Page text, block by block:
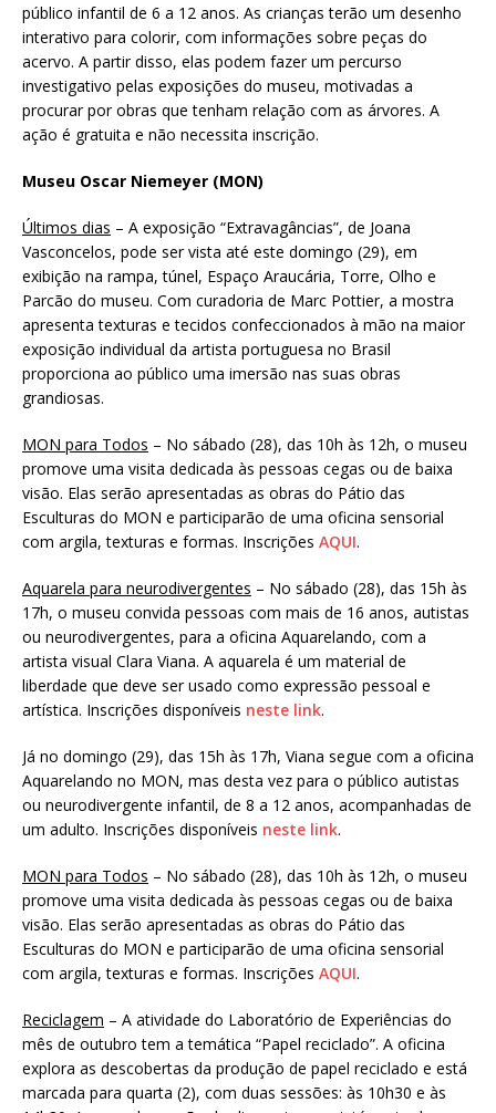
público infantil de 6 a 12 anos. As crianças terão um desenho
interativo para colorir, com informações sobre peças do
acervo. A partir disso, elas podem fazer um percurso
investigativo pelas exposições do museu, motivadas a
procurar por obras que tenham relação com as árvores. A
ação é gratuita e não necessita inscrição.
Museu Oscar Niemeyer (MON)
Últimos dias – A exposição “Extravagâncias”, de Joana
Vasconcelos, pode ser vista até este domingo (29), em
exibição na rampa, túnel, Espaço Araucária, Torre, Olho e
Parcão do museu. Com curadoria de Marc Pottier, a mostra
apresenta texturas e tecidos confeccionados à mão na maior
exposição individual da artista portuguesa no Brasil
proporciona ao público uma imersão nas suas obras
grandiosas.
MON para Todos – No sábado (28), das 10h às 12h, o museu
promove uma visita dedicada às pessoas cegas ou de baixa
visão. Elas serão apresentadas as obras do Pátio das
Esculturas do MON e participarão de uma oficina sensorial
com argila, texturas e formas. Inscrições AQUI.
Aquarela para neurodivergentes – No sábado (28), das 15h às
17h, o museu convida pessoas com mais de 16 anos, autistas
ou neurodivergentes, para a oficina Aquarelando, com a
artista visual Clara Viana. A aquarela é um material de
liberdade que deve ser usado como expressão pessoal e
artística. Inscrições disponíveis neste link.
Já no domingo (29), das 15h às 17h, Viana segue com a oficina
Aquarelando no MON, mas desta vez para o público autistas
ou neurodivergente infantil, de 8 a 12 anos, acompanhadas de
um adulto. Inscrições disponíveis neste link.
MON para Todos – No sábado (28), das 10h às 12h, o museu
promove uma visita dedicada às pessoas cegas ou de baixa
visão. Elas serão apresentadas as obras do Pátio das
Esculturas do MON e participarão de uma oficina sensorial
com argila, texturas e formas. Inscrições AQUI.
Reciclagem – A atividade do Laboratório de Experiências do
mês de outubro tem a temática “Papel reciclado”. A oficina
explora as descobertas da produção de papel reciclado e está
marcada para quarta (2), com duas sessões: às 10h30 e às